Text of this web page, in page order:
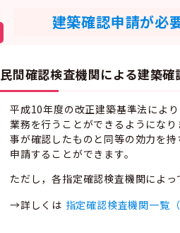
建築確認申請が必
民間確認検査機関による建築確
平成10年度の改正建築基準法によ
業務を行うことができるようにな
事が確認したものと同等の効力を
申請することができます。
ただし，各指定確認検査機関によっ
→詳しくは 指定確認検査機関一覧